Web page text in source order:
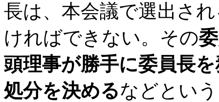
長は、本会議で選出さ
ければできない。その
頭理事が勝手に委員長
処分を決めるなどとい